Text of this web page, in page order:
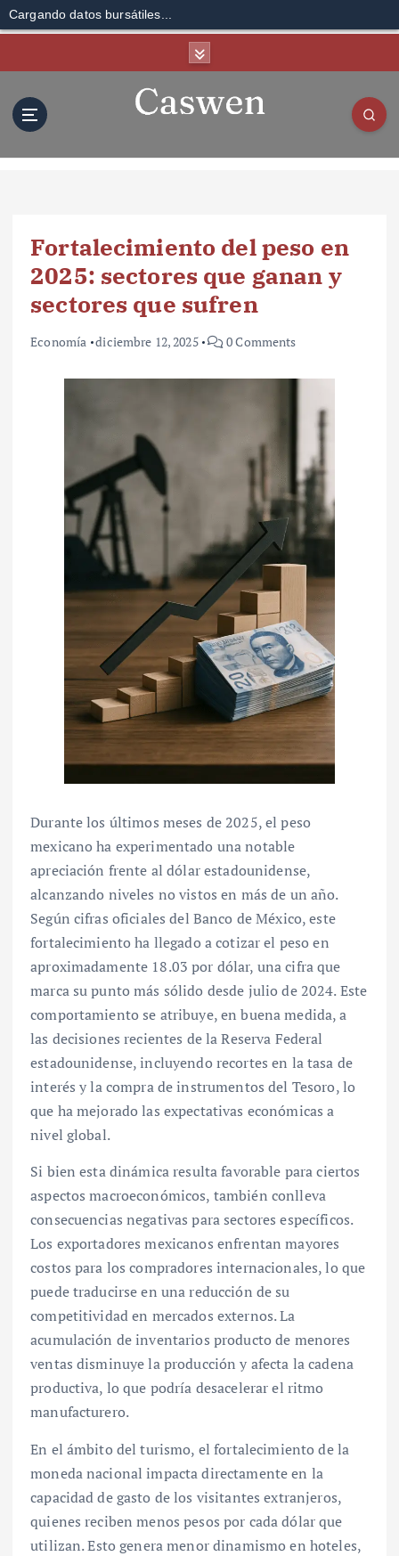
Cargando datos bursátiles...
Fortalecimiento del peso en
2025: sectores que ganan y
sectores que sufren
Economía diciembre 12, 2025 0 Comments
Durante los últimos meses de 2025, el peso
mexicano ha experimentado una notable
apreciación frente al dólar estadounidense,
alcanzando niveles no vistos en más de un año.
Según cifras oficiales del Banco de México, este
fortalecimiento ha llegado a cotizar el peso en
aproximadamente 18.03 por dólar, una cifra que
marca su punto más sólido desde julio de 2024. Este
comportamiento se atribuye, en buena medida, a
las decisiones recientes de la Reserva Federal
estadounidense, incluyendo recortes en la tasa de
interés y la compra de instrumentos del Tesoro, lo
que ha mejorado las expectativas económicas a
nivel global.
Si bien esta dinámica resulta favorable para ciertos
aspectos macroeconómicos, también conlleva
consecuencias negativas para sectores específicos.
Los exportadores mexicanos enfrentan mayores
costos para los compradores internacionales, lo que
puede traducirse en una reducción de su
competitividad en mercados externos. La
acumulación de inventarios producto de menores
ventas disminuye la producción y afecta la cadena
productiva, lo que podría desacelerar el ritmo
manufacturero.
En el ámbito del turismo, el fortalecimiento de la
moneda nacional impacta directamente en la
capacidad de gasto de los visitantes extranjeros,
quienes reciben menos pesos por cada dólar que
utilizan. Esto genera menor dinamismo en hoteles,